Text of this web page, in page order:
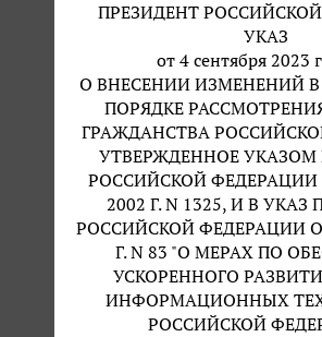
ПРЕЗИДЕНТ
УКАЗ
от 4 сентября 2023
О ВНЕСЕНИИ ИЗМЕНЕНИЙ
ПОРЯДКЕ
ГРАЖДАНСТВА
УТВЕРЖДЕННОЕ УКАЗОМ
РОССИЙСКОЙ ФЕДЕРАЦИИ
2002 Г. N 1325, И В УКАЗ
РОССИЙСКОЙ ФЕДЕРАЦИИ
Г. N 83 "О МЕРАХ ПО
УСКОРЕННОГО
ИНФОРМАЦИОННЫХ
РОССИЙСКОЙ